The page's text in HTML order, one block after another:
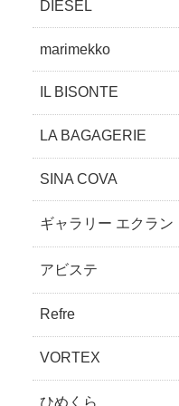
DIESEL
marimekko
IL BISONTE
LA BAGAGERIE
SINA COVA
ギャラリー エクラン
アビステ
Refre
VORTEX
ひめくら